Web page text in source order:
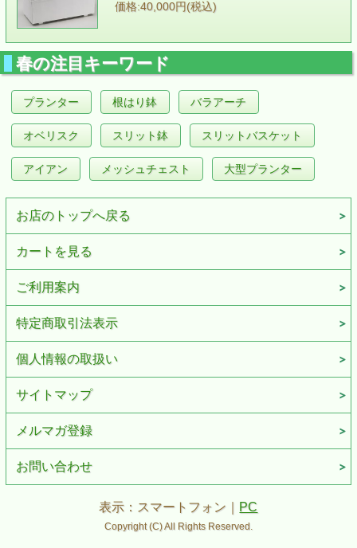
価格:40,000円(税込)
春の注目キーワード
プランター 根はり鉢 バラアーチ
オベリスク スリット鉢 スリットバスケット
アイアン メッシュチェスト 大型プランター
お店のトップへ戻る
カートを見る
ご利用案内
特定商取引法表示
個人情報の取扱い
サイトマップ
メルマガ登録
お問い合わせ
表示：スマートフォン｜ PC
Copyright (C) All Rights Reserved.